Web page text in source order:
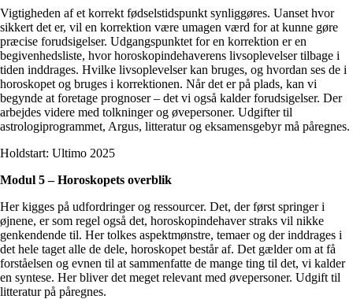
Vigtigheden af et korrekt fødselstidspunkt synliggøres. Uanset hvor
sikkert det er, vil en korrektion være umagen værd for at kunne gøre
præcise forudsigelser. Udgangspunktet for en korrektion er en
begivenhedsliste, hvor horoskopindehaverens livsoplevelser tilbage i
tiden inddrages. Hvilke livsoplevelser kan bruges, og hvordan ses de i
horoskopet og bruges i korrektionen. Når det er på plads, kan vi
begynde at foretage prognoser – det vi også kalder forudsigelser. Der
arbejdes videre med tolkninger og øvepersoner. Udgifter til
astrologiprogrammet, Argus, litteratur og eksamensgebyr må påregnes.
Holdstart: Ultimo 2025
Modul 5 – Horoskopets overblik
Her kigges på udfordringer og ressourcer. Det, der først springer i
øjnene, er som regel også det, horoskopindehaver straks vil nikke
genkendende til. Her tolkes aspektmønstre, temaer og der inddrages i
det hele taget alle de dele, horoskopet består af. Det gælder om at få
forståelsen og evnen til at sammenfatte de mange ting til det, vi kalder
en syntese. Her bliver det meget relevant med øvepersoner. Udgift til
litteratur på påregnes.